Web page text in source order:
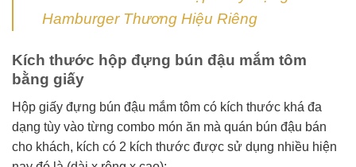
Hamburger Thương Hiệu Riêng
Kích thước hộp đựng bún đậu mắm tôm
bằng giấy
Hộp giấy đựng bún đậu mắm tôm có kích thước khá đa
dạng tùy vào từng combo món ăn mà quán bún đậu bán
cho khách, kích có 2 kích thước được sử dụng nhiều hiện